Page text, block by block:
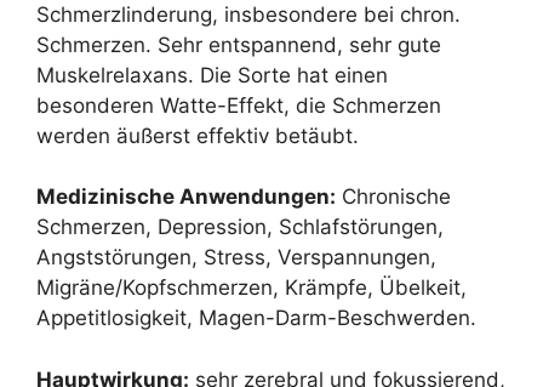
Schmerzlinderung, insbesondere bei chron.
Schmerzen. Sehr entspannend, sehr gute
Muskelrelaxans. Die Sorte hat einen
besonderen Watte-Effekt, die Schmerzen
werden äußerst effektiv betäubt.
Medizinische Anwendungen: Chronische
Schmerzen, Depression, Schlafstörungen,
Angststörungen, Stress, Verspannungen,
Migräne/Kopfschmerzen, Krämpfe, Übelkeit,
Appetitlosigkeit, Magen-Darm-Beschwerden.
Hauptwirkung: sehr zerebral und fokussierend,